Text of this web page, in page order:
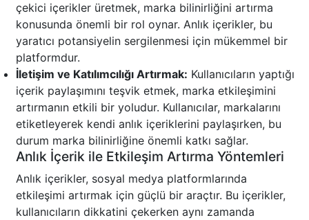
çekici içerikler üretmek, marka bilinirliğini artırma
konusunda önemli bir rol oynar. Anlık içerikler, bu
yaratıcı potansiyelin sergilenmesi için mükemmel bir
platformdur.
İletişim ve Katılımcılığı Artırmak: Kullanıcıların yaptığı
içerik paylaşımını teşvik etmek, marka etkileşimini
artırmanın etkili bir yoludur. Kullanıcılar, markalarını
etiketleyerek kendi anlık içeriklerini paylaşırken, bu
durum marka bilinirliğine önemli katkı sağlar.
Anlık İçerik ile Etkileşim Artırma Yöntemleri
Anlık içerikler, sosyal medya platformlarında
etkileşimi artırmak için güçlü bir araçtır. Bu içerikler,
kullanıcıların dikkatini çekerken aynı zamanda